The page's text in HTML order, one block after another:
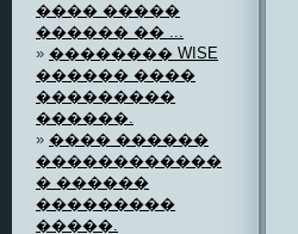
���� �����
������ �� ...
» �������� WISE
������ ����
���������
������.
» ���� ������
������������
� ������
���������
�����.